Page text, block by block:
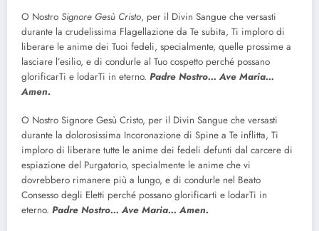
O Nostro Signore Gesù Cristo, per il Divin Sangue che versasti
durante la crudelissima Flagellazione da Te subita, Ti imploro di
liberare le anime dei Tuoi fedeli, specialmente, quelle prossime a
lasciare l’esilio, e di condurle al Tuo cospetto perché possano
glorificarTi e lodarTi in eterno. Padre Nostro… Ave Maria…
Amen.
O Nostro Signore Gesù Cristo, per il Divin Sangue che versasti
durante la dolorosissima Incoronazione di Spine a Te inflitta, Ti
imploro di liberare tutte le anime dei fedeli defunti dal carcere di
espiazione del Purgatorio, specialmente le anime che vi
dovrebbero rimanere più a lungo, e di condurle nel Beato
Consesso degli Eletti perché possano glorificarti e lodarTi in
eterno. Padre Nostro… Ave Maria… Amen.